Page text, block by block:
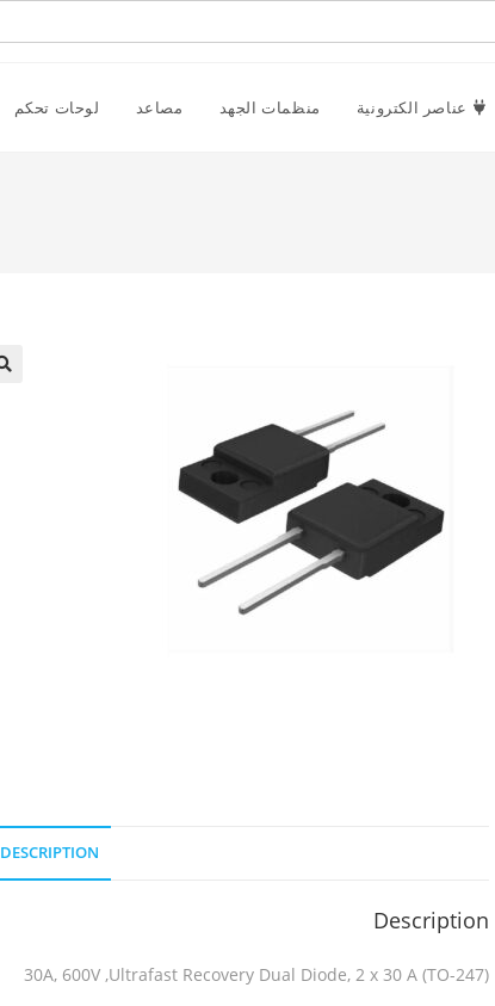
عناصر الكترونية منظمات الجهد مصاعد لوحات تحكم
DESCRIPTION
Description
30A, 600V ,Ultrafast Recovery Dual Diode, 2 x 30 A (TO-247)